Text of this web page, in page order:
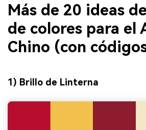
Más de 20 ideas
de colores para el
Chino (con
1) Brillo de Linterna